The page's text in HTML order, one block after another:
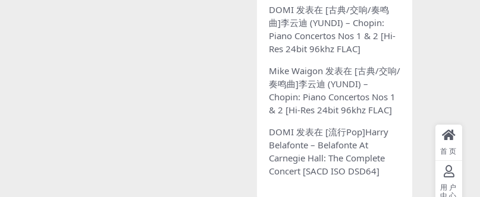
DOMI 发表在 [古典/交响/奏鸣
曲]李云迪 (YUNDI) – Chopin:
Piano Concertos Nos 1 & 2 [Hi-
Res 24bit 96khz FLAC]
Mike Waigon 发表在 [古典/交响/
奏鸣曲]李云迪 (YUNDI) –
Chopin: Piano Concertos Nos 1
& 2 [Hi-Res 24bit 96khz FLAC]
DOMI 发表在 [流行Pop]Harry
Belafonte – Belafonte At
Carnegie Hall: The Complete
Concert [SACD ISO DSD64]
首页
用户